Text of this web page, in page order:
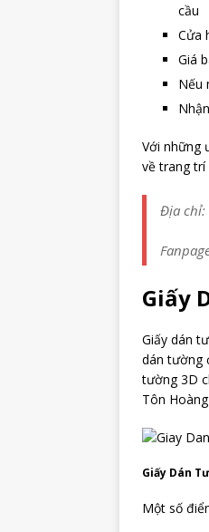
cầu
Cửa
Giá
Nếu
Với những
về trang trí
Địa chỉ:
Giấy
Giấy dán
dán tường
tường 3D
Tôn
Giấy Dán
Một số